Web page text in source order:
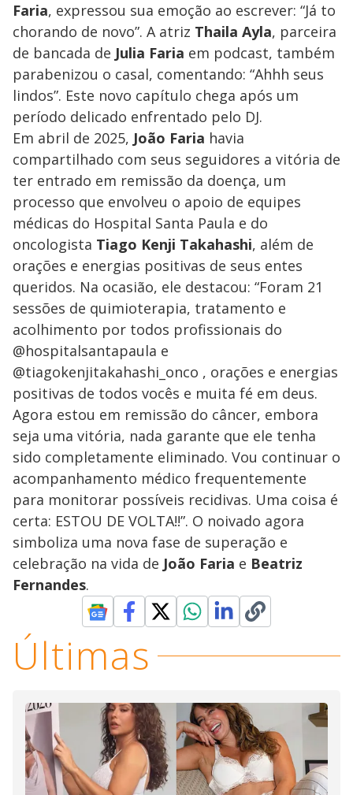
Faria, expressou sua emoção ao escrever: “Já to
chorando de novo”. A atriz Thaila Ayla, parceira
de bancada de Julia Faria em podcast, também
parabenizou o casal, comentando: “Ahhh seus
lindos”. Este novo capítulo chega após um
período delicado enfrentado pelo DJ.
Em abril de 2025, João Faria havia
compartilhado com seus seguidores a vitória de
ter entrado em remissão da doença, um
processo que envolveu o apoio de equipes
médicas do Hospital Santa Paula e do
oncologista Tiago Kenji Takahashi, além de
orações e energias positivas de seus entes
queridos. Na ocasião, ele destacou: “Foram 21
sessões de quimioterapia, tratamento e
acolhimento por todos profissionais do
@hospitalsantapaula e
@tiagokenjitakahashi_onco , orações e energias
positivas de todos vocês e muita fé em deus.
Agora estou em remissão do câncer, embora
seja uma vitória, nada garante que ele tenha
sido completamente eliminado. Vou continuar o
acompanhamento médico frequentemente
para monitorar possíveis recidivas. Uma coisa é
certa: ESTOU DE VOLTA!!”. O noivado agora
simboliza uma nova fase de superação e
celebração na vida de João Faria e Beatriz
Fernandes.
Últimas